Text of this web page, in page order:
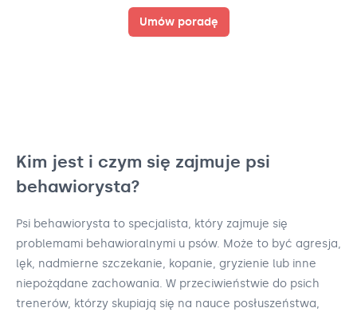
Umów poradę
Kim jest i czym się zajmuje psi
behawiorysta?
Psi behawiorysta to specjalista, który zajmuje się
problemami behawioralnymi u psów. Może to być agresja,
lęk, nadmierne szczekanie, kopanie, gryzienie lub inne
niepożądane zachowania. W przeciwieństwie do psich
trenerów, którzy skupiają się na nauce posłuszeństwa,